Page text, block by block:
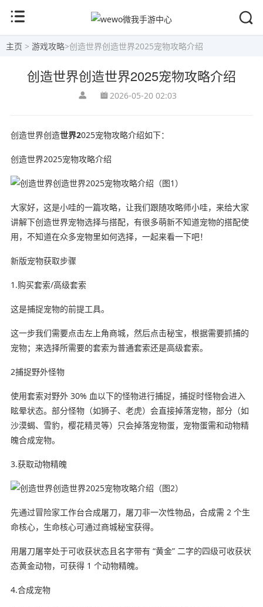
主页 > 游戏攻略>创造世界创造世界2025宠物攻略介绍
创造世界创造世界2025宠物攻略介绍
2026-05-20 02:03
创造世界创造世界2025宠物攻略介绍如下：
创造世界2025宠物攻略介绍
大家好，这是小哇的一篇攻略，让我们跟随攻略师小哇，来给大家
讲解下创造世界宠物选择与搭配，有很多萌新不知道宠物的搭配使
用，不知道在众多宠物里如何选择，一起来看一下吧！
新版宠物获取步骤
1.购买套索/高级套索
这是捕捉宠物的前提工具。
这一步我们需要点击左上角商城，然后点击秘宝，根据需要抓捕的
宠物；来选择所需要的套索为普通套索还是高级套索。
2捕捉野外怪物
使用套索对野外 30% 血以下的怪物进行捕捉，捕捉时怪物会进入
眩晕状态。部分怪物（如狮子、老虎）会直接掉落宠物，部分（如
沙漠蝎、雪豹，樱花精灵等）只会掉落宠物蛋，宠物蛋需和动物精
魄合成宠物。
3.获取动物精魄
先通过冒险家工作台合成屠刀，屠刀非一次性物品，合成需 2 个生
命核心，生命核心可通过商城秘宝获得。
用屠刀屠宰处于可收获状态且名字带有 “黄金” 二字的四级可收获状
态黄金动物，可获得 1 个动物精魄。
4.合成宠物